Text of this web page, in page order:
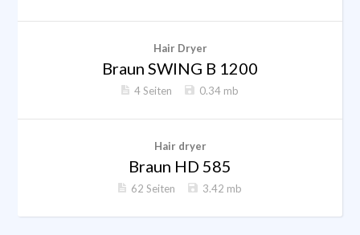
Hair Dryer
Braun SWING B 1200
4 Seiten 0.34 mb
Hair dryer
Braun HD 585
62 Seiten 3.42 mb